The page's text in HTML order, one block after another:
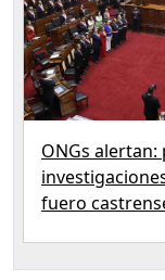
ONGs
fuero